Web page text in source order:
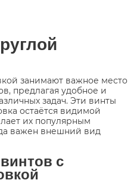
занимают важное место
предлагая удобное и
задач. Эти винты
остаётся видимой
их популярным
важен внешний вид
с